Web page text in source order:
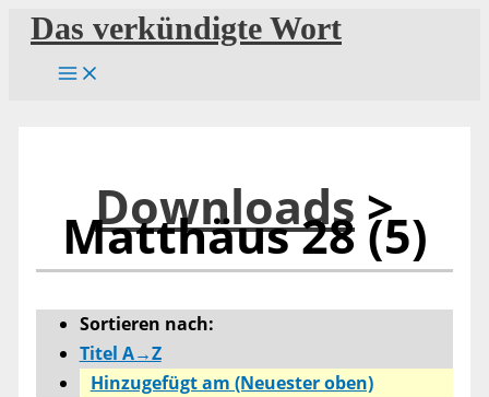
Zum
Inhalt
springen
Das verkündigte Wort
Downloads >
Matthäus 28 (5)
Sortieren nach:
Titel A→Z
Hinzugefügt am (Neuester oben)